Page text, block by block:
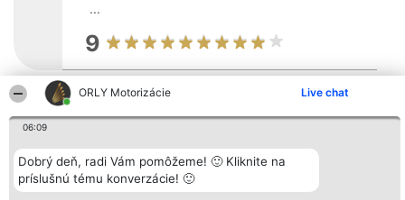
ORLY Motorizácie Live chat
06:09
Dobrý deň, radi Vám pomôžeme! 🙂 Kliknite na
príslušnú tému konverzácie! 🙂
...
9
Organizátor hodnotenia
Bright Side Solutions sp. z o.
o. sp. k.
Wrocław 50-079
KRS 0000749100 | Regon
381313360 | NIP 8943132676
Laureáti
Laureatów
Podmienky
Obchodné
Kontakt